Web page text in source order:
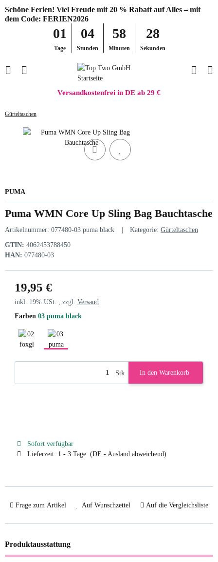
Schöne Ferien! Viel Freude mit 20 % Rabatt auf Alles – mit
dem Code: FERIEN2026
01
Tage
04
Stunden
58
Minuten
28
Sekunden
Versandkostenfrei in DE ab 29 €
Gürteltaschen
PUMA
Puma WMN Core Up Sling Bag Bauchtasche
Artikelnummer: 077480-03 puma black Kategorie: Gürteltaschen
GTIN: 4062453788450
HAN: 077480-03
19,95 €
inkl. 19% USt. , zzgl. Versand
Farben 03 puma black
Stk In den Warenkorb
Sofort verfügbar
Lieferzeit: 1 - 3 Tage (DE - Ausland abweichend)
Frage zum Artikel Auf Wunschzettel Auf die Vergleichsliste
Produktausstattung